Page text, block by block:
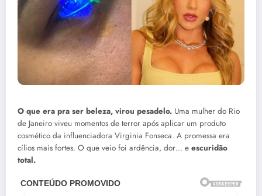
O que era pra ser beleza, virou pesadelo. Uma mulher do Rio
de Janeiro viveu momentos de terror após aplicar um produto
cosmético da influenciadora Virginia Fonseca. A promessa era
cílios mais fortes. O que veio foi ardência, dor… e escuridão
total.